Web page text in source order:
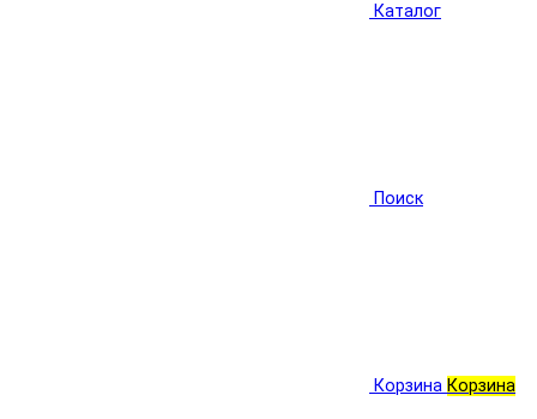
Каталог
Поиск
Корзина Корзина